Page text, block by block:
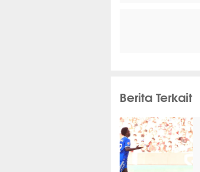
Berita Terkait